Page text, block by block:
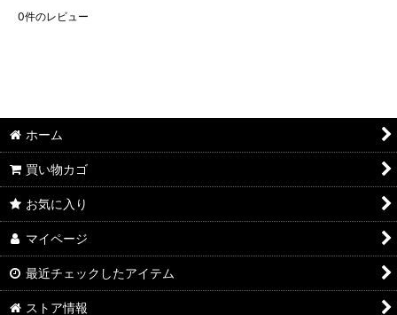
0件のレビュー
ホーム
買い物カゴ
お気に入り
マイページ
最近チェックしたアイテム
ストア情報